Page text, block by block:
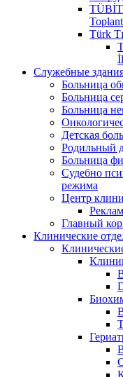
Türk
Служебные
Больница
Больница
Больница
Детская
Родильный
Больница
Судебно
режима
Центр
Главный
Клинические